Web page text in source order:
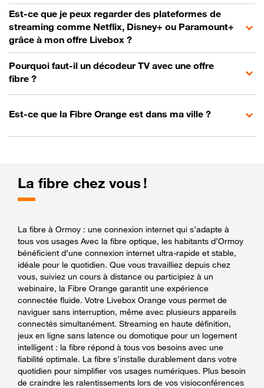
Est-ce que je peux regarder des plateformes de
streaming comme Netflix, Disney+ ou Paramount+
grâce à mon offre Livebox ?
Pourquoi faut-il un décodeur TV avec une offre
fibre ?
Est-ce que la Fibre Orange est dans ma ville ?
La fibre chez vous !
La fibre à Ormoy : une connexion internet qui s’adapte à
tous vos usages Avec la fibre optique, les habitants d’Ormoy
bénéficient d’une connexion internet ultra-rapide et stable,
idéale pour le quotidien. Que vous travailliez depuis chez
vous, suiviez un cours à distance ou participiez à un
webinaire, la Fibre Orange garantit une expérience
connectée fluide. Votre Livebox Orange vous permet de
naviguer sans interruption, même avec plusieurs appareils
connectés simultanément. Streaming en haute définition,
jeux en ligne sans latence ou domotique pour un logement
intelligent : la fibre répond à tous vos besoins avec une
fiabilité optimale. La fibre s’installe durablement dans votre
quotidien pour simplifier vos usages numériques. Plus besoin
de craindre les ralentissements lors de vos visioconférences